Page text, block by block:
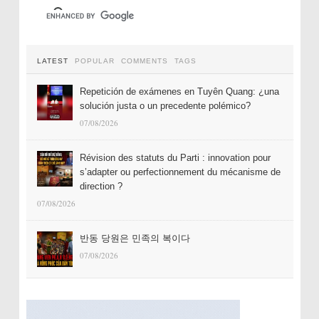
LATEST POPULAR COMMENTS TAGS
Repetición de exámenes en Tuyên Quang: ¿una
solución justa o un precedente polémico?
07/08/2026
Révision des statuts du Parti : innovation pour
s’adapter ou perfectionnement du mécanisme de
direction ?
07/08/2026
반동 당원은 민족의 복이다
07/08/2026